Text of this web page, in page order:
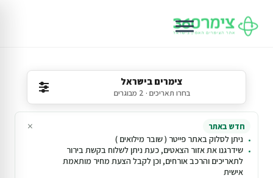
צימרים בישראל
בחרו תאריכים · 2 מבוגרים
חדש באתר
ניתן לסלוק באתר פייטר ( שובר מילואים )
שידרגנו את אזור הצאטים, כעת ניתן לשלוח בקשת בירור
לתאריכים והרכב אורחים, וכן לקבל הצעת מחיר מותאמת
אישית
×